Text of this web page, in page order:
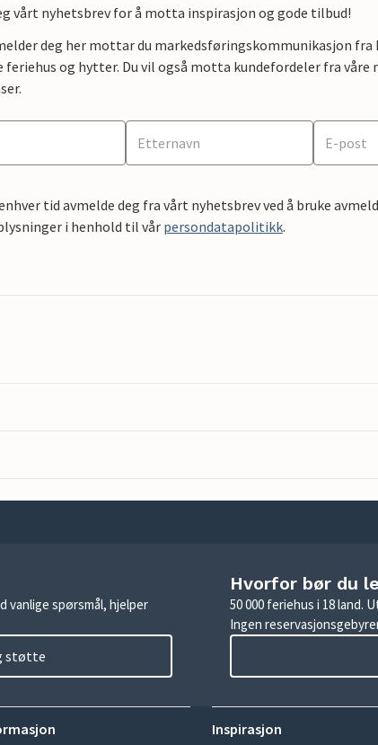
vårt nyhetsbrev for å motta inspirasjon og gode tilbud!
deg her mottar du markedsføringskommunikasjon fra
og hytter. Du vil også motta kundefordeler fra
tid avmelde deg fra vårt nyhetsbrev ved å bruke
i henhold til vår persondatapolitikk.
vanlige spørsmål, hjelper
støtte
Hvorfor bør du
50 000 feriehus i 18 land.
Ingen
Inspirasjon